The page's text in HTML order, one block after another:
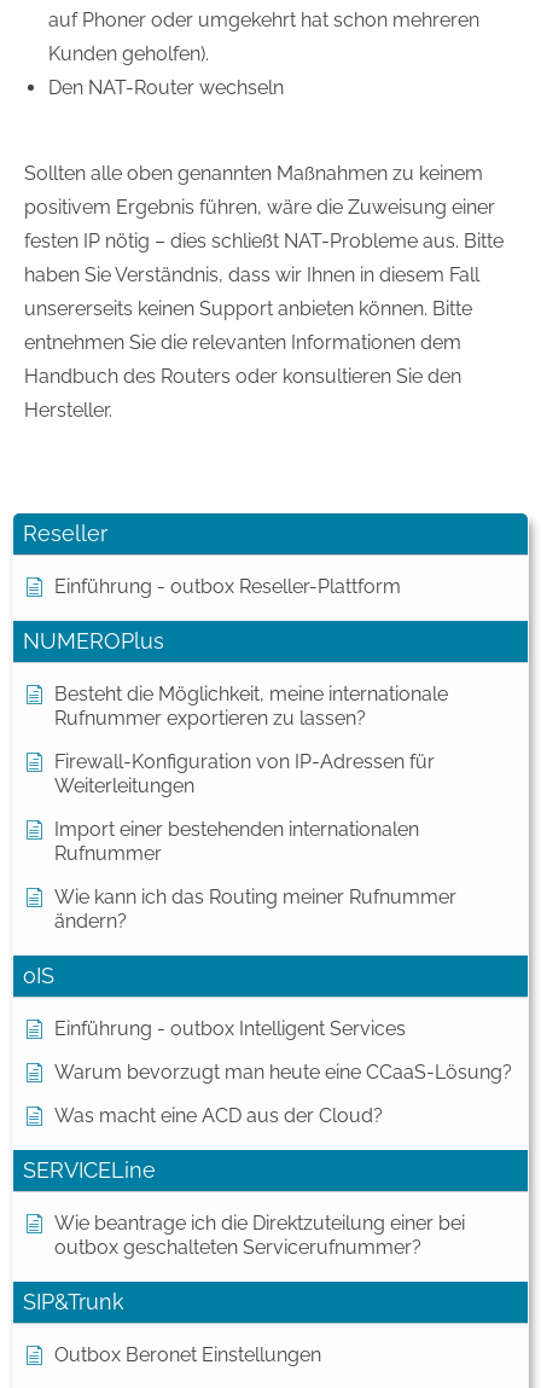
Reseller
Einführung - outbox Reseller-Plattform
NUMEROPlus
Besteht die Möglichkeit, meine internationale
Rufnummer exportieren zu lassen?
Firewall-Konfiguration von IP-Adressen für
Weiterleitungen
Import einer bestehenden internationalen
Rufnummer
Wie kann ich das Routing meiner Rufnummer
ändern?
oIS
Einführung - outbox Intelligent Services
Warum bevorzugt man heute eine CCaaS-Lösung?
Was macht eine ACD aus der Cloud?
SERVICELine
Wie beantrage ich die Direktzuteilung einer bei
outbox geschalteten Servicerufnummer?
SIP&Trunk
Outbox Beronet Einstellungen
auf Phoner oder umgekehrt hat schon mehreren
Kunden geholfen).
Den NAT-Router wechseln
Sollten alle oben genannten Maßnahmen zu keinem
positivem Ergebnis führen, wäre die Zuweisung einer
festen IP nötig – dies schließt NAT-Probleme aus. Bitte
haben Sie Verständnis, dass wir Ihnen in diesem Fall
unsererseits keinen Support anbieten können. Bitte
entnehmen Sie die relevanten Informationen dem
Handbuch des Routers oder konsultieren Sie den
Hersteller.